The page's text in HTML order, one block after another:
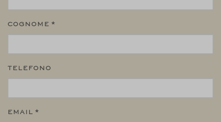
COGNOME *
TELEFONO
EMAIL *